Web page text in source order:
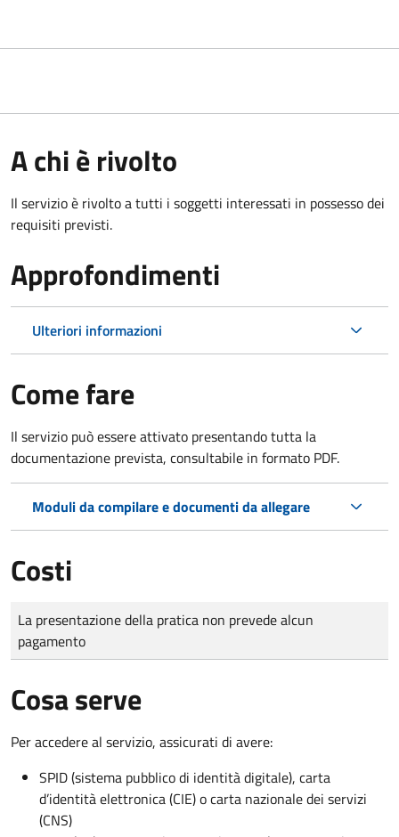
A chi è rivolto
Il servizio è rivolto a tutti i soggetti interessati in possesso dei
requisiti previsti.
Approfondimenti
Ulteriori informazioni
Come fare
Il servizio può essere attivato presentando tutta la
documentazione prevista, consultabile in formato PDF.
Moduli da compilare e documenti da allegare
Costi
Tipo di pagamento
Importo
La presentazione della pratica non prevede alcun
pagamento
Cosa serve
Per accedere al servizio, assicurati di avere:
SPID (sistema pubblico di identità digitale), carta
d’identità elettronica (CIE) o carta nazionale dei servizi
(CNS)